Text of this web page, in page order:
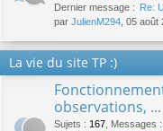
Dernier message :
Re:
par JulienM294 , 05
La vie du site TP :)
observations, ...
Sujets : 167 Messages :